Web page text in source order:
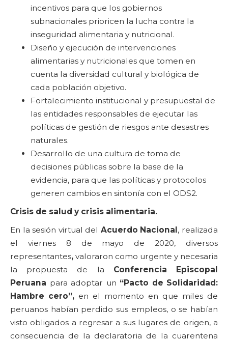
incentivos para que los gobiernos
subnacionales prioricen la lucha contra la
inseguridad alimentaria y nutricional.
Diseño y ejecución de intervenciones
alimentarias y nutricionales que tomen en
cuenta la diversidad cultural y biológica de
cada población objetivo.
Fortalecimiento institucional y presupuestal de
las entidades responsables de ejecutar las
políticas de gestión de riesgos ante desastres
naturales.
Desarrollo de una cultura de toma de
decisiones públicas sobre la base de la
evidencia, para que las políticas y protocolos
generen cambios en sintonía con el ODS2.
Crisis de salud y crisis alimentaria.
En la sesión virtual del Acuerdo Nacional, realizada
el viernes 8 de mayo de 2020, diversos
representantes, valoraron como urgente y necesaria
la propuesta de la Conferencia Episcopal
Peruana para adoptar un “Pacto de Solidaridad:
Hambre cero”, en el momento en que miles de
peruanos habían perdido sus empleos, o se habían
visto obligados a regresar a sus lugares de origen, a
consecuencia de la declaratoria de la cuarentena